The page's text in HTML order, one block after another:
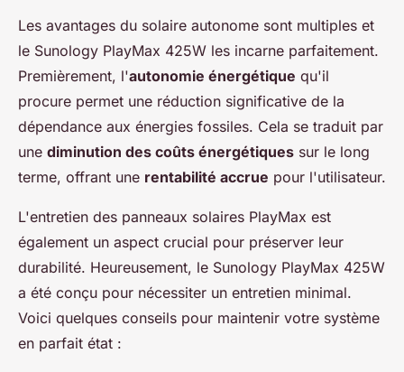
Les avantages du solaire autonome sont multiples et
le Sunology PlayMax 425W les incarne parfaitement.
Premièrement, l'autonomie énergétique qu'il
procure permet une réduction significative de la
dépendance aux énergies fossiles. Cela se traduit par
une diminution des coûts énergétiques sur le long
terme, offrant une rentabilité accrue pour l'utilisateur.
L'entretien des panneaux solaires PlayMax est
également un aspect crucial pour préserver leur
durabilité. Heureusement, le Sunology PlayMax 425W
a été conçu pour nécessiter un entretien minimal.
Voici quelques conseils pour maintenir votre système
en parfait état :